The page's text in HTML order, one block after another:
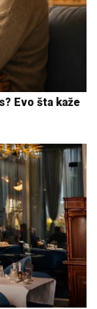
Evo šta kaže